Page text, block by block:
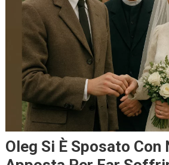
Oleg Si È Sposato Con